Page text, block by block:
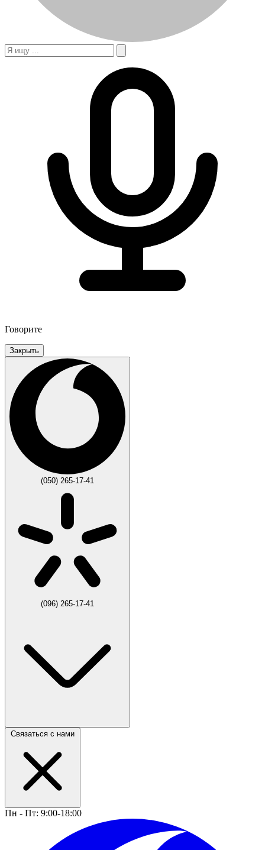
Говорите
Закрыть
(050) 265-17-41
(096) 265-17-41
Связаться с нами
Пн - Пт: 9:00-18:00